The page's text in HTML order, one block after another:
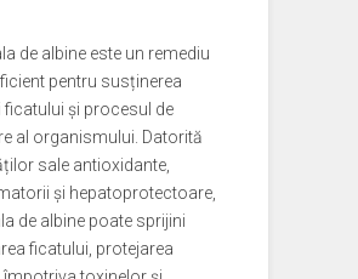
de albine este un remediu
pentru susținerea
ficatului și procesul de
al organismului. Datorită
sale antioxidante,
și hepatoprotectoare,
de albine poate sprijini
ficatului, protejarea